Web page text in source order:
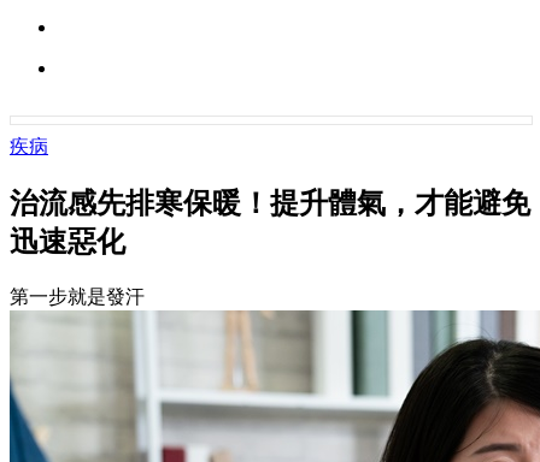
疾病
治流感先排寒保暖！提升體氣，才能避免
迅速惡化
第一步就是發汗